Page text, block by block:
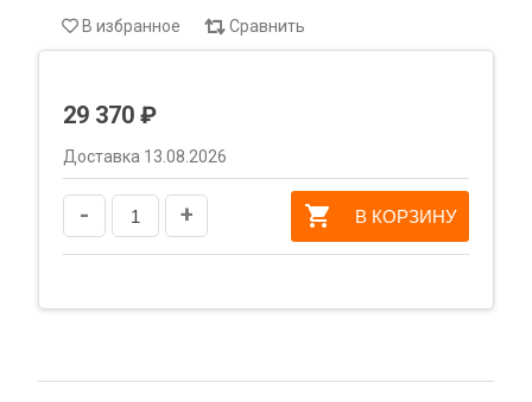
В избранное Сравнить
29 370 ₽
Доставка 13.08.2026
- + В КОРЗИНУ